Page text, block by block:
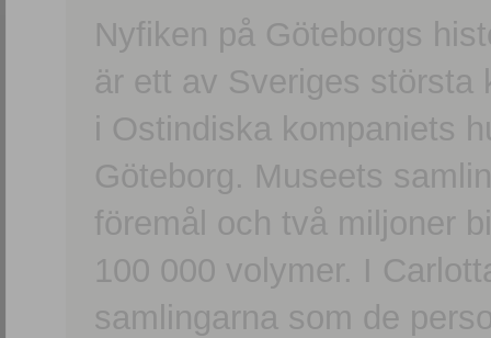
Nyfiken på Göteborgs
är ett av Sveriges största
i Ostindiska kompaniets
Göteborg. Museets
föremål och två miljoner
100 000 volymer. I
samlingarna som de